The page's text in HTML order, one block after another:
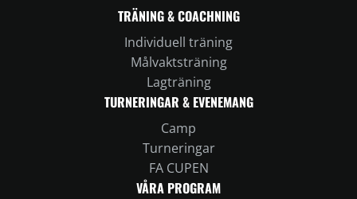
TRÄNING & COACHNING
Individuell träning
Målvaktsträning
Lagträning
TURNERINGAR & EVENEMANG
Camp
Turneringar
FA CUPEN
VÅRA PROGRAM